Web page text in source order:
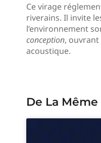
Ce virage
riverains. Il invite
l’environnement
conception,
acoustique.
De La